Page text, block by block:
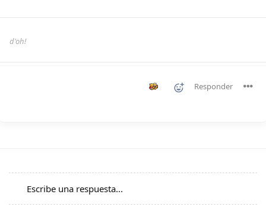
d'oh!
Responder
Escribe una respuesta...